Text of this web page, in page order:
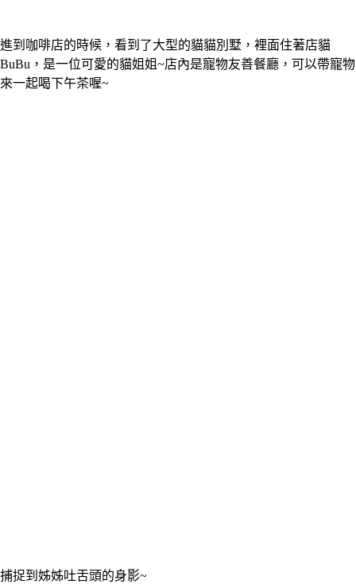
進到咖啡店的時候，看到了大型的貓貓別墅，裡面住著店貓
BuBu，是一位可愛的貓姐姐~店內是寵物友善餐廳，可以帶寵物
來一起喝下午茶喔~
捕捉到姊姊吐舌頭的身影~